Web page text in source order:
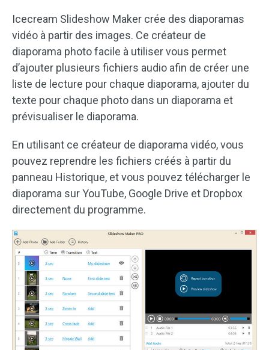
Icecream Slideshow Maker crée des diaporamas
vidéo à partir des images. Ce créateur de
diaporama photo facile à utiliser vous permet
d’ajouter plusieurs fichiers audio afin de créer une
liste de lecture pour chaque diaporama, ajouter du
texte pour chaque photo dans un diaporama et
prévisualiser le diaporama.
En utilisant ce créateur de diaporama vidéo, vous
pouvez reprendre les fichiers créés à partir du
panneau Historique, et vous pouvez télécharger le
diaporama sur YouTube, Google Drive et Dropbox
directement du programme.